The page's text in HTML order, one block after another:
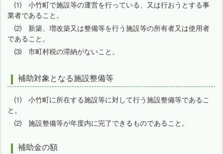
⑴ 小竹町で施設等の運営を行っている、又は行おうとする事
業者であること。
⑵ 新築、増改築又は整備等を行う施設等の所有者又は使用者
であること。
⑶ 市町村税の滞納がないこと。
補助対象となる施設整備等
⑴ 小竹町に所在する施設等に対して行う施設整備等であるこ
と。
⑵ 施設整備等が年度内に完了できるものであること。
補助金の額